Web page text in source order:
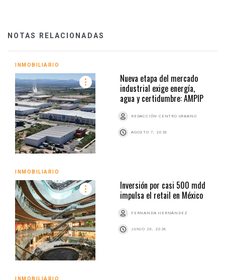
NOTAS RELACIONADAS
INMOBILIARIO
Nueva etapa del mercado
industrial exige energía,
agua y certidumbre: AMPIP
REDACCIÓN CENTRO URBANO
AGOSTO 7, 2026
INMOBILIARIO
Inversión por casi 500 mdd
impulsa el retail en México
FERNANDA HERNÁNDEZ
JUNIO 26, 2026